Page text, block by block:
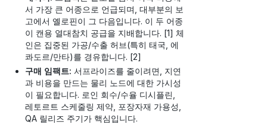
서 가장 큰 어종으로 언급되며, 대부분의 보
고에서 옐로핀이 그 다음입니다. 이 두 어종
이 캔용 열대참치 공급을 지배합니다. [1] 체
인은 집중된 가공/수출 허브(특히 태국, 에
콰도르/만타)를 경유합니다. [2]
구매 임팩트: 서프라이즈를 줄이려면, 지연
과 비용을 만드는 물리 노드에 대한 가시성
이 필요합니다. 로인 회수/수율 디시플린,
레토르트 스케줄링 제약, 포장자재 가용성,
QA 릴리즈 주기가 핵심입니다.